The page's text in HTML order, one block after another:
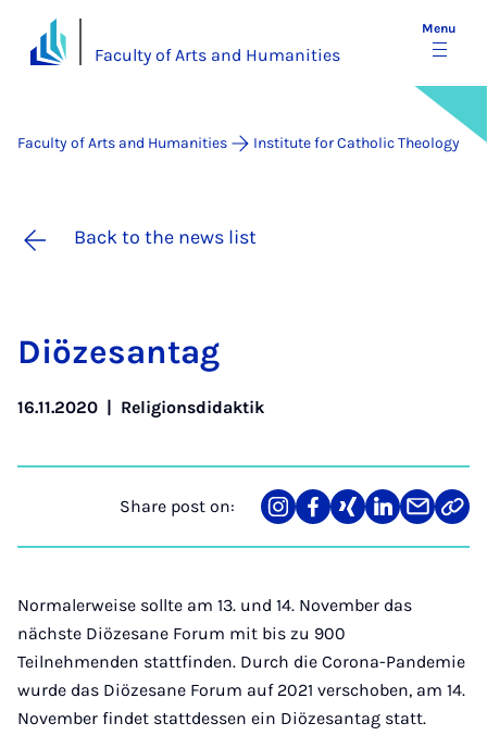
Faculty of Arts and Humanities
Menu
Faculty of Arts and Humanities Institute for Catholic Theology
Back to the news list
Diözes­antag
16.11.2020 | Religionsdidaktik
Share post on:
Share
on
Teilen
auf
Teilen
auf
Teilen
auf
Teilen
über
Link
Normalerweise sollte am 13. und 14. November das
nächste Diözesane Forum mit bis zu 900
Teilnehmenden stattfinden. Durch die Corona-Pandemie
wurde das Diözesane Forum auf 2021 verschoben, am 14.
November findet stattdessen ein Diözesantag statt.